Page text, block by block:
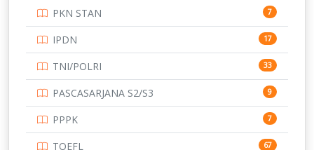
15
14
14
UNIVERSITAS CENDRAWASIH 14
15
PKN STAN 7
IPDN 17
TNI/POLRI 33
PASCASARJANA S2/S3 9
PPPK 7
TOEFL 67